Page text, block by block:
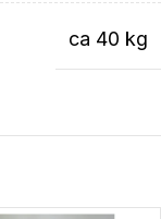
ca 40 kg